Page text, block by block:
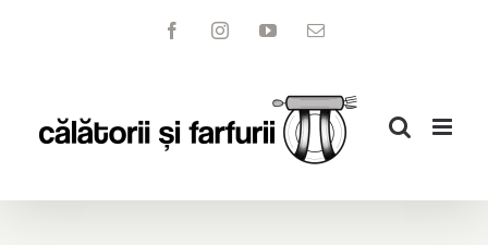
FacebookInstagramYouTubeEmail